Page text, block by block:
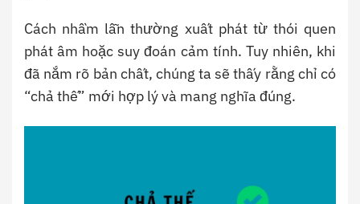
Cách nhầm lẫn thường xuất phát từ thói quen
phát âm hoặc suy đoán cảm tính. Tuy nhiên, khi
đã nắm rõ bản chất, chúng ta sẽ thấy rằng chỉ có
“chả thế” mới hợp lý và mang nghĩa đúng.